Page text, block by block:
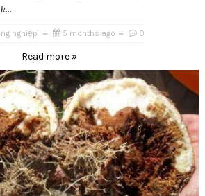
nghiệp 5 months ago 0
Read more »